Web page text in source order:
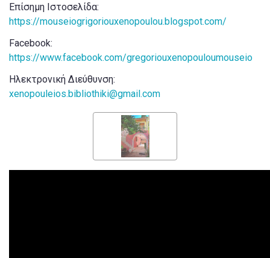
Επίσημη Ιστοσελίδα:
https://mouseiogrigoriouxenopoulou.blogspot.com/
Facebook:
https://www.facebook.com/gregoriouxenopouloumouseio
Ηλεκτρονική Διεύθυνση:
xenopouleios.bibliothiki@gmail.com